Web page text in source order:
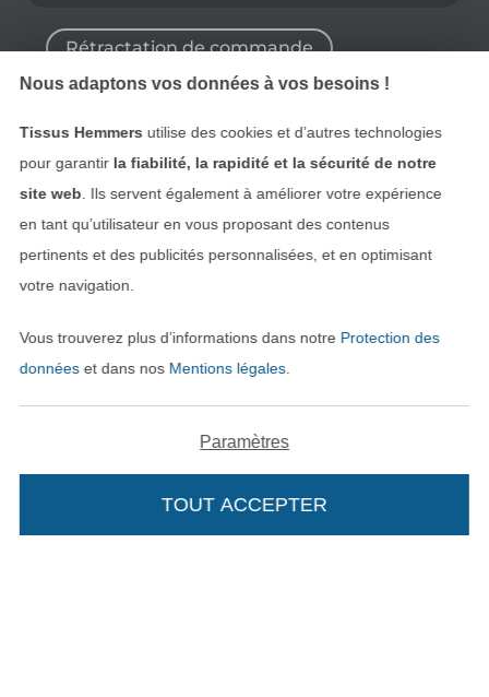
Ajouter à mon panier
Rétractation de commande
Deutsch
Nederlands
Passer à la boutique
Nous adaptons vos données à vos besoins !
Tissus Hemmers utilise des cookies et d’autres technologies
pour garantir la fiabilité, la rapidité et la sécurité de notre
site web . Ils servent également à améliorer votre expérience
en tant qu’utilisateur en vous proposant des contenus
pertinents et des publicités personnalisées, et en optimisant
votre navigation.
Vous trouverez plus d’informations dans notre Protection des
donnéeset dans nos Mentions légales.
Paramètres
TOUT ACCEPTER